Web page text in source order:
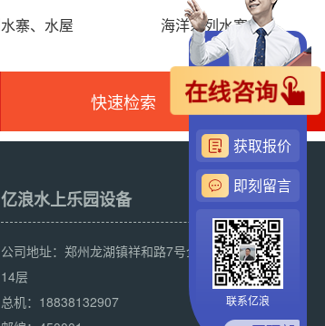
水上乐园海盗船
快速检索
亿浪水上乐园设备
公司地址：郑州龙湖镇祥和路7号企业总部
14层
总机：18838132907
在线咨询
获取报价
即刻留言
联系亿浪